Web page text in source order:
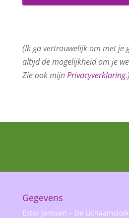
(Ik ga vertrouwelijk om met je
altijd de mogelijkheid om je
Zie ook mijnPrivacyverklaring.)
Gegevens
Ester Janssen – De Lichaamstolk